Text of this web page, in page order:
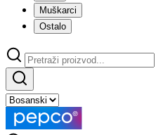
Muškarci
Ostalo